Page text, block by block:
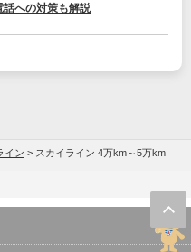
への対策も解説
イン > スカイライン 4万km～5万km